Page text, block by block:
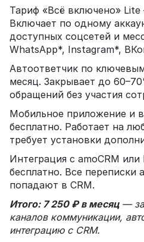
Тариф «Всё включено»
Включает по одному
доступных соцсетей и
WhatsApp*, Instagram*,
Автоответчик по
месяц. Закрывает до
обращений без участия
Мобильное приложение и
бесплатно. Работает на
требует установки
Интеграция с amoCRM
бесплатно. Все переписки
попадают в CRM.
Итого: 7 250 ₽ в месяц— за
каналов коммуникации,
интеграцию с CRM.